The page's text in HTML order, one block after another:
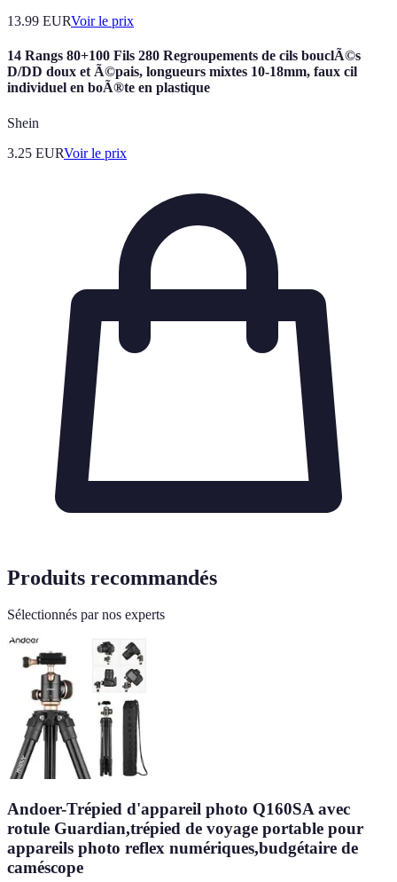
13.99 EURVoir le prix
14 Rangs 80+100 Fils 280 Regroupements de cils bouclÃ©s
D/DD doux et Ã©pais, longueurs mixtes 10-18mm, faux cil
individuel en boÃ®te en plastique
Shein
3.25 EURVoir le prix
Produits recommandés
Sélectionnés par nos experts
Andoer-Trépied d'appareil photo Q160SA avec
rotule Guardian,trépied de voyage portable pour
appareils photo reflex numériques,budgétaire de
caméscope